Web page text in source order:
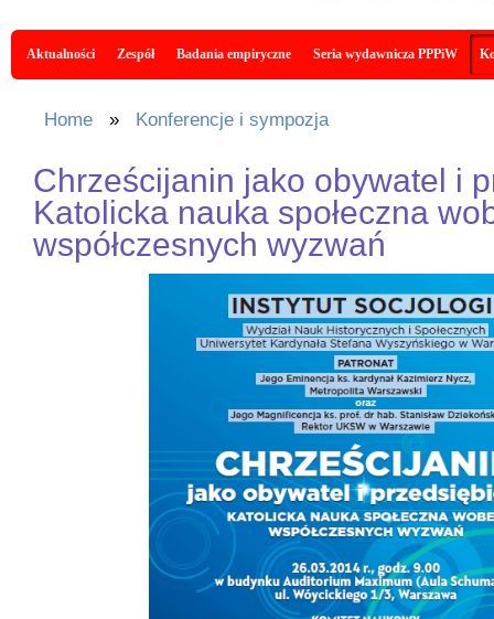
Main menu
Aktualności Zespół Badania empiryczne Seria wydawnicza PPPiW
You are here
Home » Konferencje i sympozja
Chrześcijanin jako obywatel i
Katolicka nauka społeczna
współczesnych wyzwań